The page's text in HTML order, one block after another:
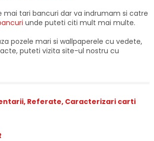
mai tari bancuri dar va indrumam si catre
unde puteti citi mult mai multe.
pozele mari si wallpaperele cu vedete,
puteti vizita site-ul nostru cu
Referate, Caracterizari carti